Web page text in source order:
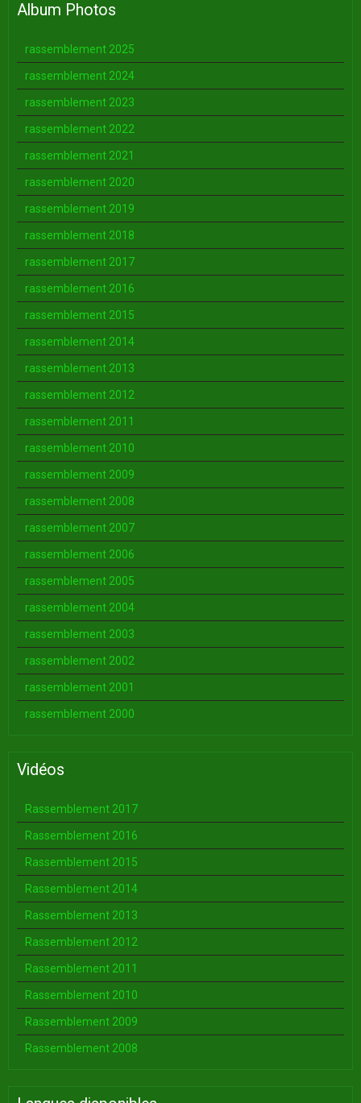
Album Photos
rassemblement 2025
rassemblement 2024
rassemblement 2023
rassemblement 2022
rassemblement 2021
rassemblement 2020
rassemblement 2019
rassemblement 2018
rassemblement 2017
rassemblement 2016
rassemblement 2015
rassemblement 2014
rassemblement 2013
rassemblement 2012
rassemblement 2011
rassemblement 2010
rassemblement 2009
rassemblement 2008
rassemblement 2007
rassemblement 2006
rassemblement 2005
rassemblement 2004
rassemblement 2003
rassemblement 2002
rassemblement 2001
rassemblement 2000
Vidéos
Rassemblement 2017
Rassemblement 2016
Rassemblement 2015
Rassemblement 2014
Rassemblement 2013
Rassemblement 2012
Rassemblement 2011
Rassemblement 2010
Rassemblement 2009
Rassemblement 2008